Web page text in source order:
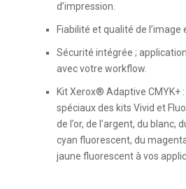
d’impression.
Fiabilité et qualité de l’image
Sécurité intégrée ;
avec votre workflow.
Kit Xerox® Adaptive CMYK+
spéciaux des kits Vivid et
de l’or, de l’argent, du blanc,
cyan fluorescent, du
jaune fluorescent à vos